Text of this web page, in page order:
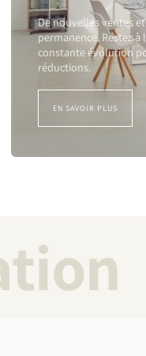
De nouvelles ventes
permanence. Restez
constante évolution
réductions.
EN SAVOIR PLUS